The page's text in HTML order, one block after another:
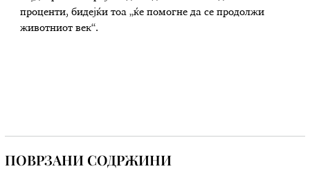
проценти, бидејќи тоа „ќе помогне да се продолжи
животниот век“.
ПОВРЗАНИ СОДРЖИНИ